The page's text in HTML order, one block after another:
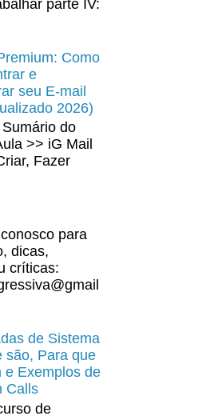
parte IV:
Como
e
seu E-mail
2026)
do
>> iG Mail
Fazer
para
dicas,
críticas:
de Sistema
são, Para que
e Exemplos de
Calls
de